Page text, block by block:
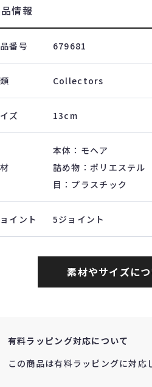
情報
番号 679681
Collectors
ズ 13cm
本体：モヘア
詰め物：ポリエステル
目：プラスチック
イント 5ジョイント
素材やサイズに
有料ラッピング対応について
この商品は有料ラッピングに対応